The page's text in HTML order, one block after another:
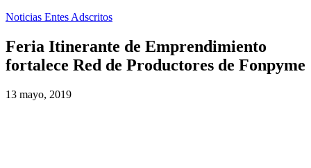
Noticias Entes Adscritos
Feria Itinerante de Emprendimiento
fortalece Red de Productores de Fonpyme
13 mayo, 2019